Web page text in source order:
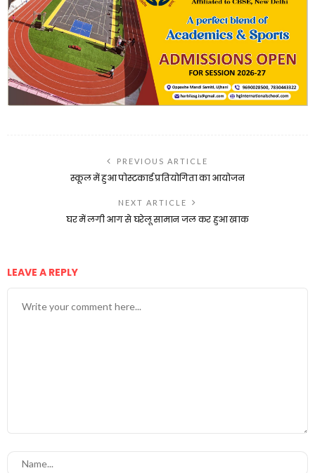
PREVIOUS ARTICLE
स्कूल में हुआ पोस्टकार्ड प्रतियोगिता का आयोजन
NEXT ARTICLE
घर में लगी आग से घरेलू सामान जल कर हुआ खाक
LEAVE A REPLY